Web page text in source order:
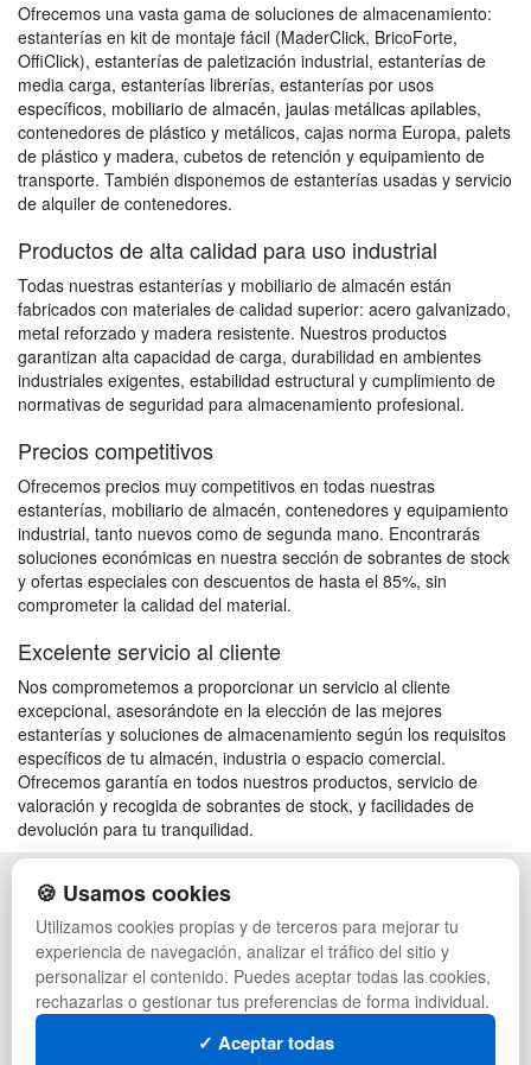
Ofrecemos una vasta gama de soluciones de almacenamiento:
estanterías en kit de montaje fácil (MaderClick, BricoForte,
OffiClick), estanterías de paletización industrial, estanterías de
media carga, estanterías librerías, estanterías por usos
específicos, mobiliario de almacén, jaulas metálicas apilables,
contenedores de plástico y metálicos, cajas norma Europa, palets
de plástico y madera, cubetos de retención y equipamiento de
transporte. También disponemos de estanterías usadas y servicio
de alquiler de contenedores.
Productos de alta calidad para uso industrial
Todas nuestras estanterías y mobiliario de almacén están
fabricados con materiales de calidad superior: acero galvanizado,
metal reforzado y madera resistente. Nuestros productos
garantizan alta capacidad de carga, durabilidad en ambientes
industriales exigentes, estabilidad estructural y cumplimiento de
normativas de seguridad para almacenamiento profesional.
Precios competitivos
Ofrecemos precios muy competitivos en todas nuestras
estanterías, mobiliario de almacén, contenedores y equipamiento
industrial, tanto nuevos como de segunda mano. Encontrarás
soluciones económicas en nuestra sección de sobrantes de stock
y ofertas especiales con descuentos de hasta el 85%, sin
comprometer la calidad del material.
Excelente servicio al cliente
Nos comprometemos a proporcionar un servicio al cliente
excepcional, asesorándote en la elección de las mejores
estanterías y soluciones de almacenamiento según los requisitos
específicos de tu almacén, industria o espacio comercial.
Ofrecemos garantía en todos nuestros productos, servicio de
valoración y recogida de sobrantes de stock, y facilidades de
devolución para tu tranquilidad.
POLÍTICA DE PRIVACIDAD
CONDICIONES DE USO
CAMBIOS Y DEVOLUCIONES
CONTACTO
QUIENES SOMOS
MAPA WEB
PREGUNTAS FRECUENTES
PALETS DE PLÁSTICO
MANUTENCIÓN
GESTIÓN DE RESIDUOS
PALETS
CONTENEDORES DE PLÁSTICO
LIQUIDACIÓN Y SOBRANTES
🍪 Usamos cookies
Utilizamos cookies propias y de terceros para mejorar tu
experiencia de navegación, analizar el tráfico del sitio y
personalizar el contenido. Puedes aceptar todas las cookies,
rechazarlas o gestionar tus preferencias de forma individual.
✓ Aceptar todas